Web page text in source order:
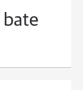
bate